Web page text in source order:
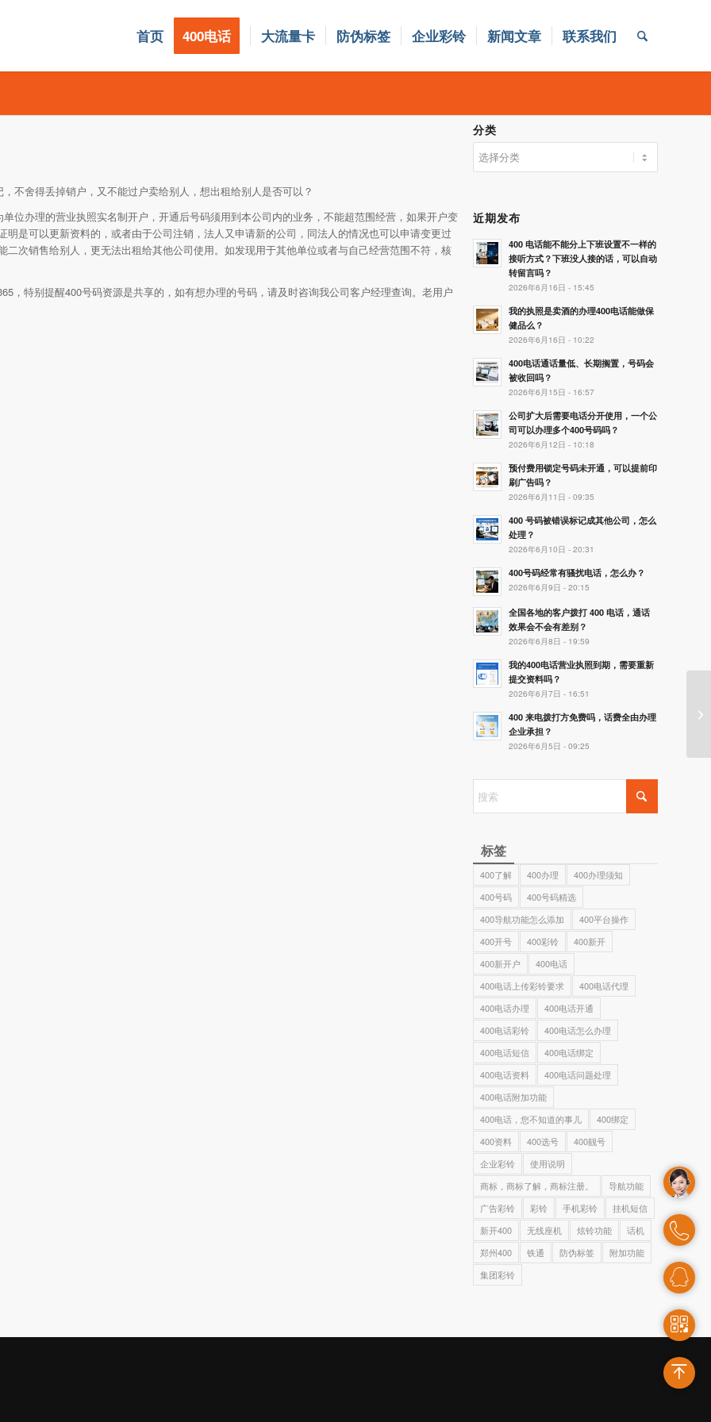
首页 400电话 大流量卡 防伪标签 企业彩铃 新闻文章 联系我们
不舍得丢掉销户，又不能过户卖给别人，想出租给别人是否可以？
位办理的营业执照实名制开户，开通后号码须用到本公司内的业务，不能超范围经营，如果开户变
明是可以更新资料的，或者由于公司注销，法人又申请新的公司，同法人的情况也可以申请变更过
二次销售给别人，更无法出租给其他公司使用。如发现用于其他单位或者与自己经营范围不符，核
，特别提醒400号码资源是共享的，如有想办理的号码，请及时咨询我公司客户经理查询。老用户
分类
类
近期发布
400 电话能不能分上下班设置不一样的
接听方式？下班没人接的话，可以自动
转留言吗？
2026年6月16日 - 15:45
我的执照是卖酒的办理400电话能做保
健品么？
2026年6月16日 - 10:22
400电话通话量低、长期搁置，号码会
被收回吗？
2026年6月15日 - 16:57
公司扩大后需要电话分开使用，一个公
司可以办理多个400号码吗？
2026年6月12日 - 10:18
预付费用锁定号码未开通，可以提前印
刷广告吗？
2026年6月11日 - 09:35
400 号码被错误标记成其他公司，怎么
处理？
2026年6月10日 - 20:31
400号码经常有骚扰电话，怎么办？
2026年6月9日 - 20:15
全国各地的客户拨打 400 电话，通话
效果会不会有差别？
2026年6月8日 - 19:59
我的400电话营业执照到期，需要重新
提交资料吗？
2026年6月7日 - 16:51
400 来电拨打方免费吗，话费全由办理
企业承担？
2026年6月5日 - 09:25
标签
400了解 400办理
400办理须知
400号码
400号码精选
400导航功能怎么添加
400平台操作
400开号
400彩铃
400新开
400新开户
400电话
400电话上传彩铃要求
400电话代理
400电话办理
400电话开通
400电话彩铃
400电话怎么办理
400电话短信
400电话绑定
400电话资料
400电话问题处理
400电话附加功能
400电话，您不知道的事儿
400绑定
400资料
400选号
400靓号
企业彩铃
使用说明
商标，商标了解，商标注册。
导航功能
广告彩铃
彩铃 手机彩铃
挂机短信
新开400
无线座机 炫铃功能
话机
郑州400
铁通 防伪标签
附加功能
集团彩铃